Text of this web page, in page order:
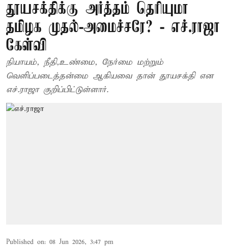
தூயசக்திக்கு அர்த்தம் தெரியுமா
தமிழக முதல்-அமைச்சரே? - எச்.ராஜா
கேள்வி
நியாயம், நீதி,உண்மை, நேர்மை மற்றும்
வெளிப்படைத்தன்மை ஆகியவை தான் தூயசக்தி என
எச்.ராஜா குறிப்பிட்டுள்ளார்.
Published on: 08 Jun 2026, 3:47 pm